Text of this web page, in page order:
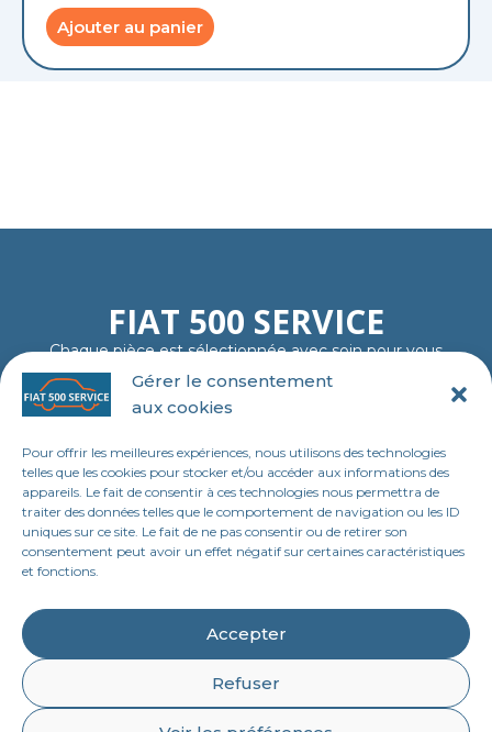
Gérer le consentement
aux cookies
Pour offrir les meilleures expériences, nous utilisons des technologies
telles que les cookies pour stocker et/ou accéder aux informations des
appareils. Le fait de consentir à ces technologies nous permettra de
traiter des données telles que le comportement de navigation ou les ID
uniques sur ce site. Le fait de ne pas consentir ou de retirer son
consentement peut avoir un effet négatif sur certaines caractéristiques
et fonctions.
Accepter
Refuser
Ajouter au panier
Ajouter au panier
FIAT 500 SERVICE
Chaque pièce est sélectionnée avec soin pour vous
garantir fiabilité, authenticité et plaisir de rouler…
comme au premier jour.
06 11 23 40 18
MENU
Accueil
Boutique en ligne
LEGAL
Mentions légales
Politique de confidentialité